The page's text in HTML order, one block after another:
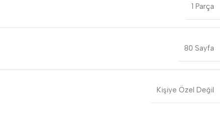
1 Parça
80 Sayfa
Kişiye Özel Değil